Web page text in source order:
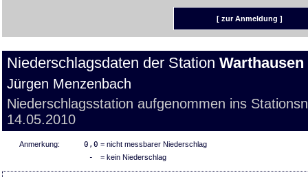
[ zur Anmeldung ]
Niederschlagsdaten der Station Warthausen
Jürgen Menzenbach
Niederschlagsstation aufgenommen ins
14.05.2010
Anmerkung: 0,0 = nicht messbarer Niederschlag
- = kein Niederschlag